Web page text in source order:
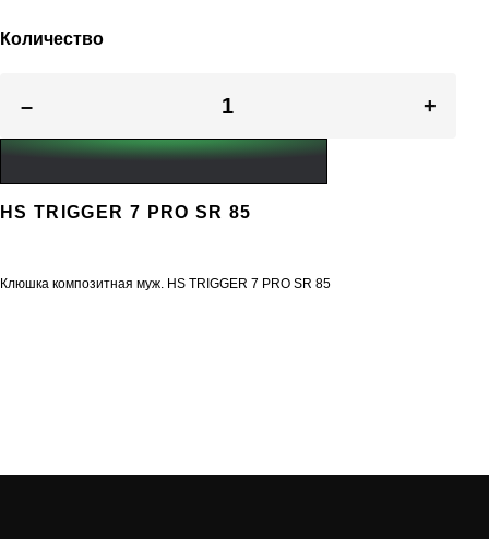
Количество
– +
HS TRIGGER 7 PRO SR 85
Клюшка композитная муж. HS TRIGGER 7 PRO SR 85